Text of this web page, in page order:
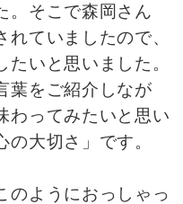
。そこで森岡さん
ていましたので、
いと思いました。
葉をご紹介しなが
わってみたいと思い
の大切さ」です。
のようにおっしゃっ